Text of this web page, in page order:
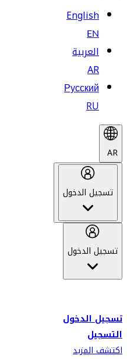
English
EN
العربية
AR
Русский
RU
AR
تسجيل الدخول
تسجيل الدخول
تسجيل الدخول
التسجيل
اكتشف المزيد